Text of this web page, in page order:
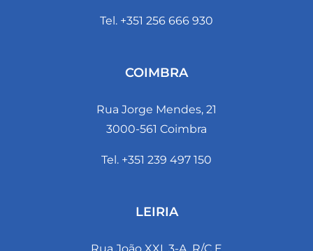
Tel. +351 256 666 930
COIMBRA
Rua Jorge Mendes, 21
3000-561 Coimbra
Tel. +351 239 497 150
LEIRIA